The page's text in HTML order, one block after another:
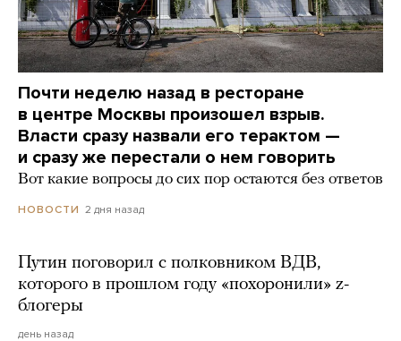
Почти неделю назад в ресторане
в центре Москвы произошел взрыв.
Власти сразу назвали его терактом —
и сразу же перестали о нем говорить
Вот какие вопросы до сих пор остаются без ответов
НОВОСТИ 2 дня назад
Путин поговорил с полковником ВДВ,
которого в прошлом году «похоронили» z-
блогеры
день назад